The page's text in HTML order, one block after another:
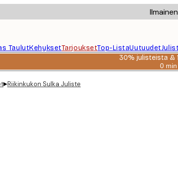
TaulutKehyksetTarjouksetTop-ListaUutuudet
30% julisteista &
0 min
▸Riikinkukon Sulka Juliste